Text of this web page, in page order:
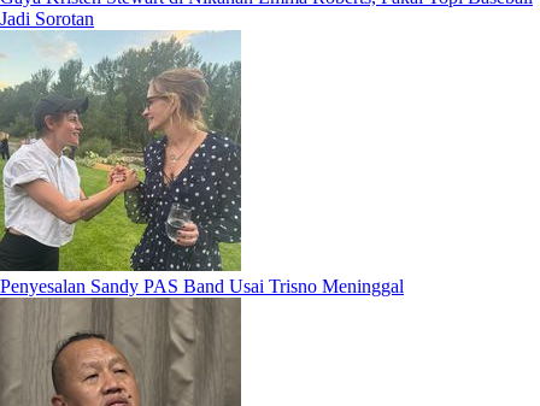
Jadi Sorotan
Penyesalan Sandy PAS Band Usai Trisno Meninggal